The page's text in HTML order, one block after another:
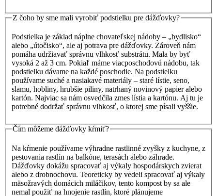
Z čoho by sme mali vyrobiť podstielku pre dážďovky?
Podstielka je základ náplne chovateľskej nádoby – „bydlisko“
alebo „útočisko“, ale aj potrava pre dážďovky. Zároveň nám
pomáha udržiavať správnu vlhkosť substrátu. Mala by byť
vysoká 2 až 3 cm. Pokiaľ máme viacposchodovú nádobu, tak
podstielku dávame na každé poschodie. Na podstielku
používame suché a nasiakavé materiály – staré lístie, seno,
slamu, hobliny, hrubšie piliny, natrhaný novinový papier alebo
kartón. Najviac sa nám osvedčila zmes lístia a kartónu. Aj tu je
potrebné dodržať správnu vlhkosť, o ktorej sme písali vyššie.
Čím môžeme dážďovky kŕmiť?
Na kŕmenie používame výhradne rastlinné zvyšky z kuchyne, z
pestovania rastlín na balkóne, terasách alebo záhrade.
Dážďovky dokážu spracovať aj výkaly hospodárskych zvierat
alebo z drobnochovu. Teoreticky by vedeli spracovať aj výkaly
mäsožravých domácich miláčikov, tento kompost by sa ale
nemal použiť na hnojenie rastlín, ktoré plánujeme